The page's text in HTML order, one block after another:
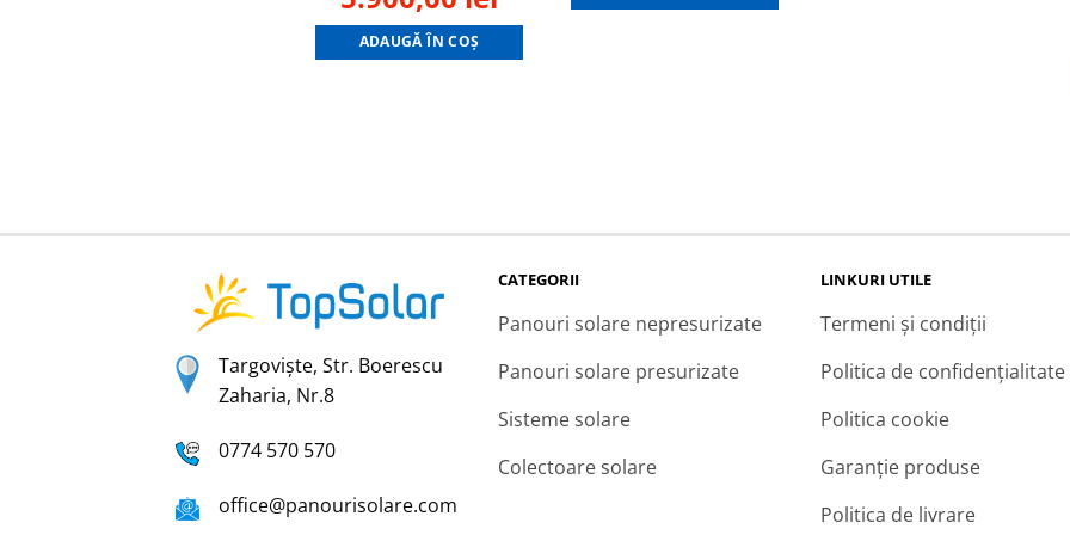
price
was:
price
is:
ADAUGĂ ÎN COȘ
Targoviște, Str. Boerescu
Zaharia, Nr.8
0774 570 570
office@panourisolare.com
CATEGORII
Panouri solare nepresurizate
Panouri solare presurizate
Sisteme solare
Colectoare solare
LINKURI UTILE
Termeni și condiții
Politica de confidențialitate
Politica cookie
Garanție produse
Politica de livrare